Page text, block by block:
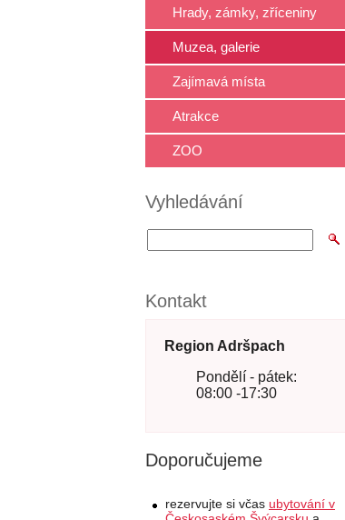
Hrady, zámky, zříceniny
Muzea, galerie
Zajímavá místa
Atrakce
ZOO
Vyhledávání
Kontakt
Region Adršpach
Pondělí - pátek:
08:00 -17:30
Doporučujeme
rezervujte si včas ubytování v